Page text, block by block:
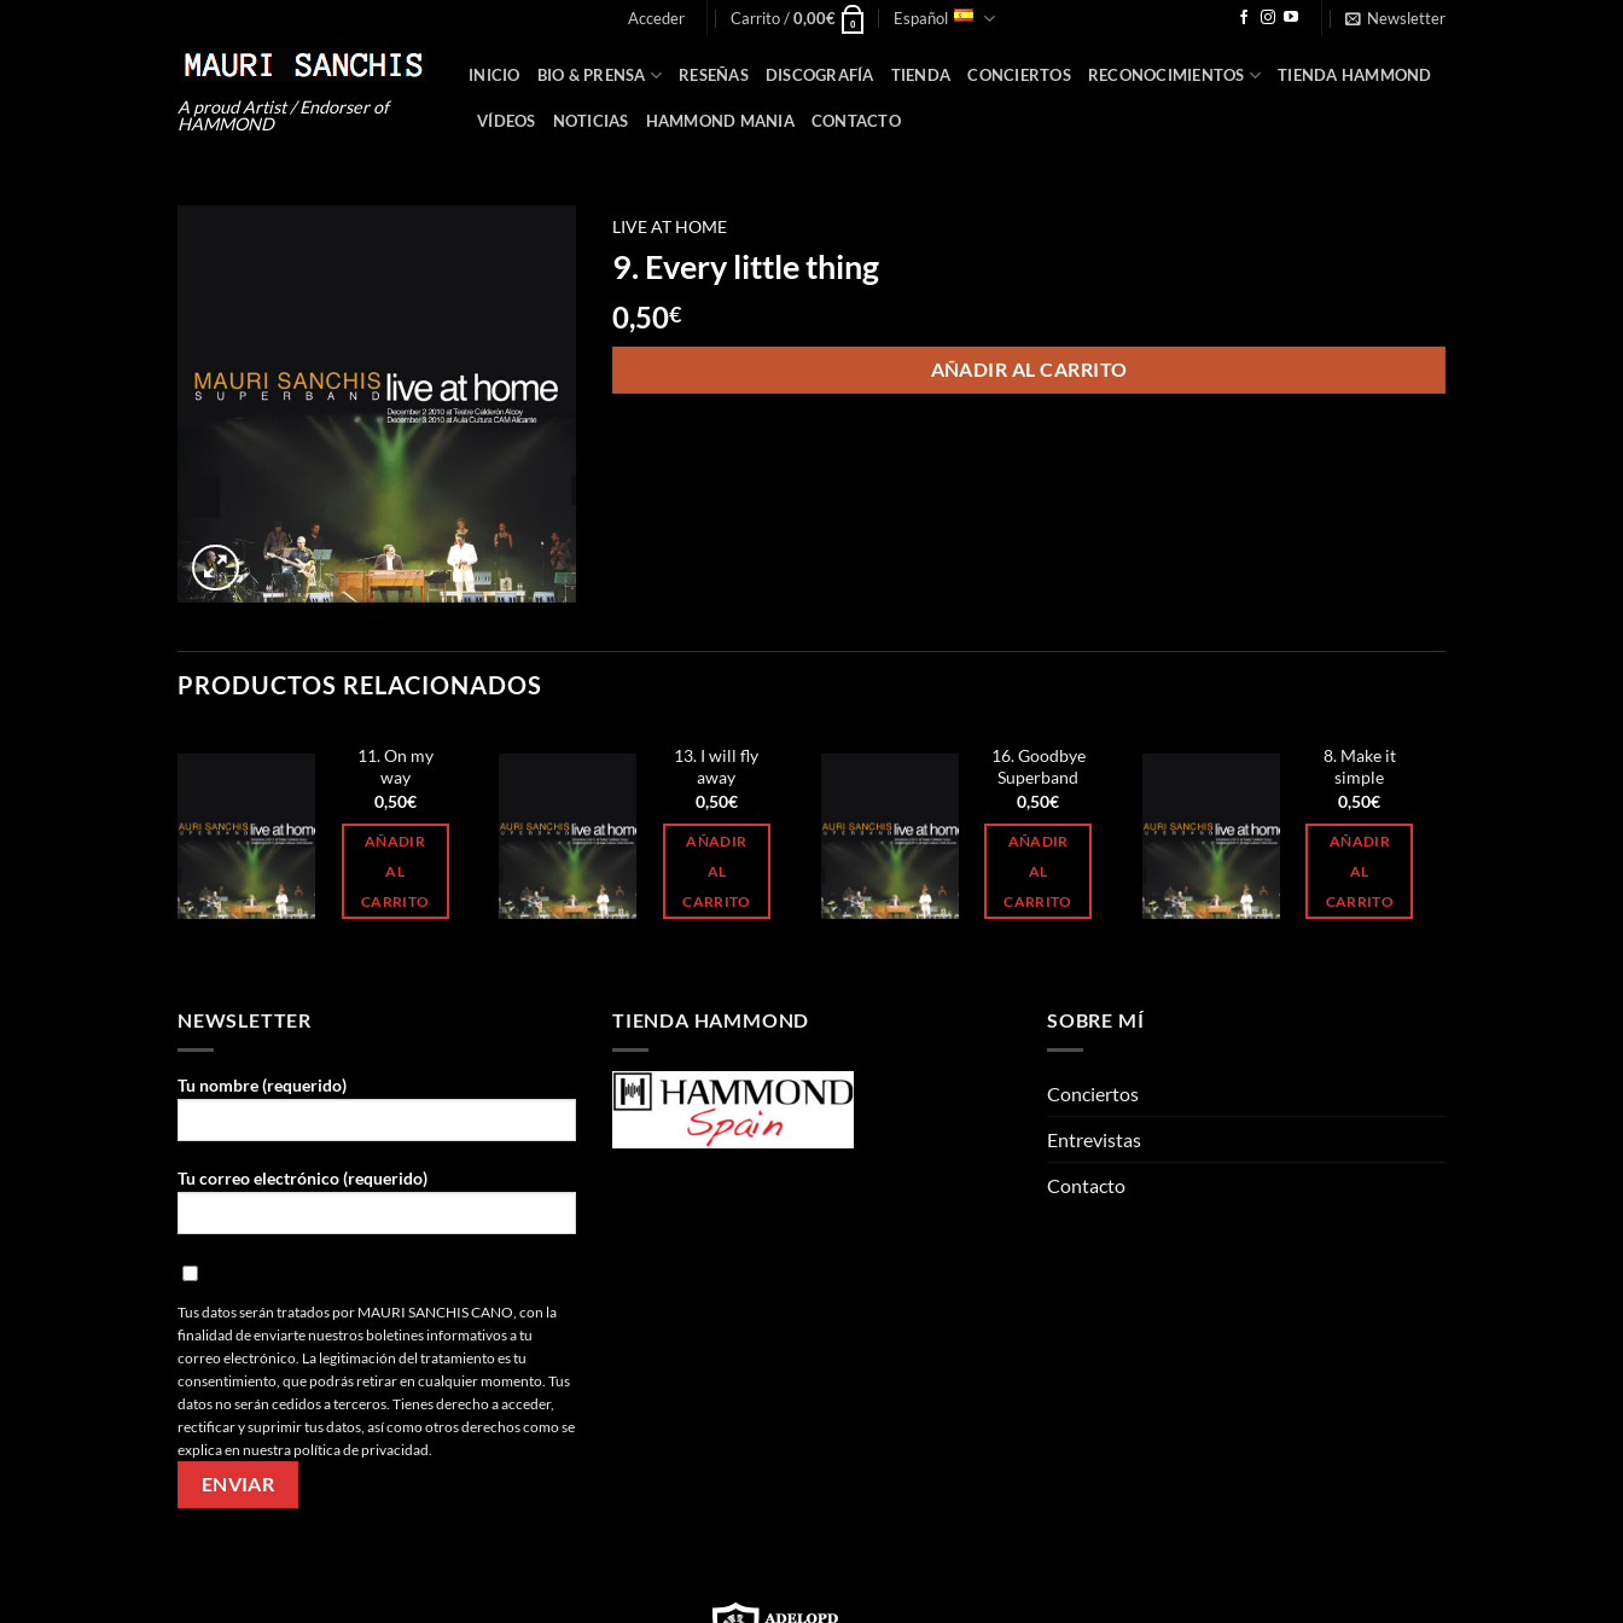
Acceder Carrito /0,00€ 0 Español Newsletter
A proud Artist / Endorser of
HAMMOND
INICIO BIO & PRENSA RESEÑAS DISCOGRAFÍA TIENDA CONCIERTOS RECONOCIMIENTOS TIENDA HAMMOND
VÍDEOS NOTICIAS HAMMOND MANIA CONTACTO
LIVE AT HOME
9. Every little thing
0,50€
AÑADIR AL CARRITO
PRODUCTOS RELACIONADOS
11. On my
way
0,50€
AÑADIR
AL
CARRITO
13. I will fly
away
0,50€
AÑADIR
AL
CARRITO
16. Goodbye
Superband
0,50€
AÑADIR
AL
CARRITO
8. Make it
simple
0,50€
AÑADIR
AL
CARRITO
NEWSLETTER
Tu nombre (requerido)
Tu correo electrónico (requerido)
Tus datos serán tratados por MAURI SANCHIS CANO, con la
finalidad de enviarte nuestros boletines informativos a tu
correo electrónico. La legitimación del tratamiento es tu
consentimiento, que podrás retirar en cualquier momento. Tus
datos no serán cedidos a terceros. Tienes derecho a acceder,
rectificar y suprimir tus datos, así como otros derechos como se
explica en nuestra política de privacidad.
TIENDA HAMMOND SOBRE MÍ
Conciertos
Entrevistas
Contacto